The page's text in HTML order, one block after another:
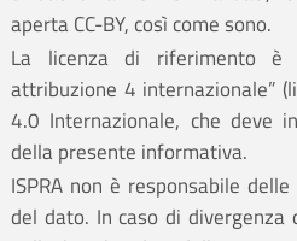
aperta CC-BY, così come sono.
La licenza di riferimento è
attribuzione 4 internazionale” (
4.0 Internazionale, che deve
della presente informativa.
ISPRA non è responsabile
del dato. In caso di